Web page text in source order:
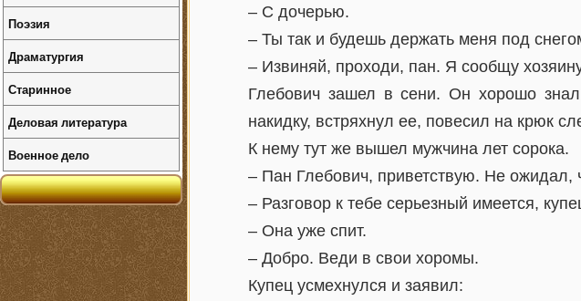
– С дочерью.
– Ты так и будешь держать меня под
– Извиняй, проходи, пан. Я сообщу
Глебович зашел в сени. Он хорошо
накидку, встряхнул ее, повесил на крюк
К нему тут же вышел мужчина лет сорока.
– Пан Глебович, приветствую. Не ожидал,
– Разговор к тебе серьезный имеется,
– Она уже спит.
– Добро. Веди в свои хоромы.
Купец усмехнулся и заявил:
Поэзия
Драматургия
Старинное
Деловая литература
Военное дело